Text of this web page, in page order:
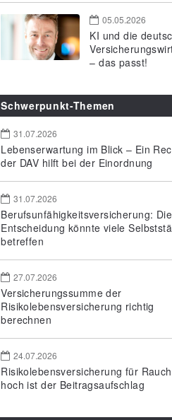
05.05.2026
KI und die
– das passt!
Schwerpunkt-Themen
31.07.2026
Lebenserwartung im Blick – Ein
der DAV hilft bei der Einordnung
31.07.2026
Berufsunfähigkeitsversicherung:
Entscheidung könnte viele
betreffen
27.07.2026
Versicherungssumme der
Risikolebensversicherung richtig
berechnen
24.07.2026
Risikolebensversicherung für
hoch ist der Beitragsaufschlag